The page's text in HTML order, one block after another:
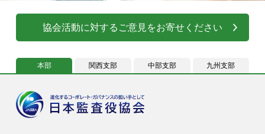
協会活動に対するご意見をお寄せください
本部 関西支部 中部支部 九州支部